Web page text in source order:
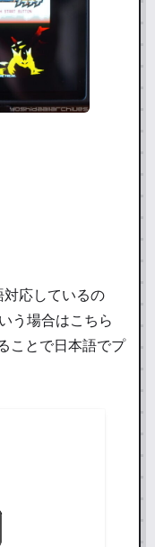
対応しているの
う場合はこちら
ことで日本語でプ